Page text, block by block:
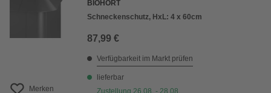
Merken
BIOHORT
Schneckenschutz, HxL: 4 x 60cm
87,99 €
Verfügbarkeit im Markt prüfen
lieferbar